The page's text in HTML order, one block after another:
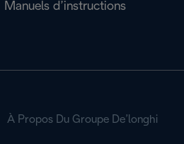
Manuels d’instructions
À Propos Du Groupe De’longhi